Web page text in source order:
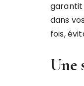
garantit
dans
fois,
Une